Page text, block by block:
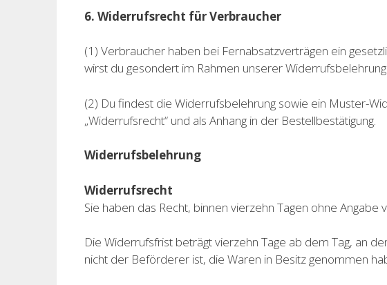
6. Widerrufsrecht für Verbraucher
(1) Verbraucher haben bei Fernabsatzverträgen ein
wirst du gesondert im Rahmen unserer
(2) Du findest die Widerrufsbelehrung sowie ein Muster-
„Widerrufsrecht“ und als Anhang in der Bestellbestätigung.
Widerrufsbelehrung
Widerrufsrecht
Sie haben das Recht, binnen vierzehn Tagen ohne
Die Widerrufsfrist beträgt vierzehn Tage ab dem Tag, an
nicht der Beförderer ist, die Waren in Besitz genommen